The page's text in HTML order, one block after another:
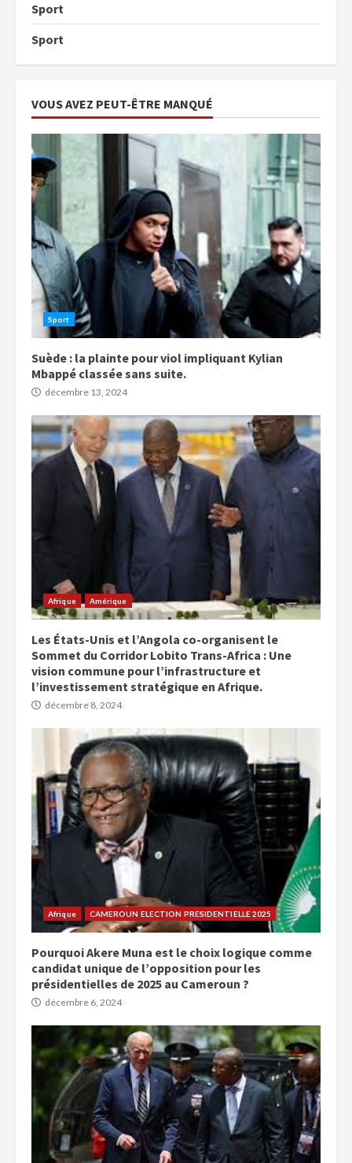
Sport
Sport
VOUS AVEZ PEUT-ÊTRE MANQUÉ
Sport
Suède : la plainte pour viol impliquant Kylian
Mbappé classée sans suite.
décembre 13, 2024
Afrique Amérique
Les États-Unis et l’Angola co-organisent le
Sommet du Corridor Lobito Trans-Africa : Une
vision commune pour l’infrastructure et
l’investissement stratégique en Afrique.
décembre 8, 2024
Afrique CAMEROUN ELECTION PRESIDENTIELLE 2025
Pourquoi Akere Muna est le choix logique comme
candidat unique de l’opposition pour les
présidentielles de 2025 au Cameroun ?
décembre 6, 2024